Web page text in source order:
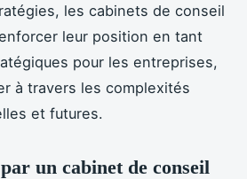
les cabinets de conseil
leur position en tant
pour les entreprises,
à travers les complexités
et futures.
un cabinet de conseil